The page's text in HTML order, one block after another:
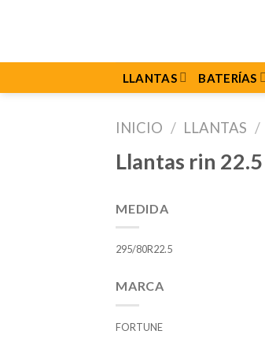
LLANTAS BATERÍAS
INICIO / LLANTAS /
Llantas rin 22.5
MEDIDA
295/80R22.5
MARCA
FORTUNE